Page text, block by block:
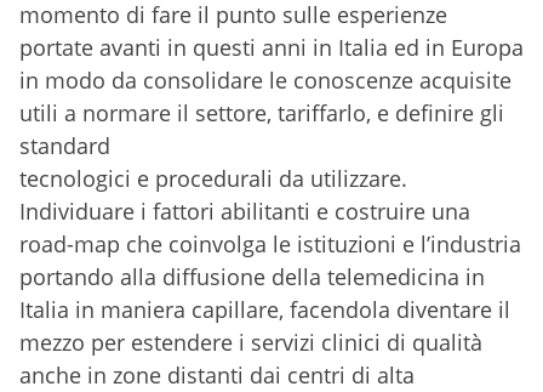
momento di fare il punto sulle esperienze
portate avanti in questi anni in Italia ed in Europa
in modo da consolidare le conoscenze acquisite
utili a normare il settore, tariffarlo, e definire gli
standard
tecnologici e procedurali da utilizzare.
Individuare i fattori abilitanti e costruire una
road-map che coinvolga le istituzioni e l’industria
portando alla diffusione della telemedicina in
Italia in maniera capillare, facendola diventare il
mezzo per estendere i servizi clinici di qualità
anche in zone distanti dai centri di alta